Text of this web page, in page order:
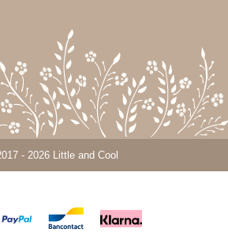
- 2026 Little and Cool